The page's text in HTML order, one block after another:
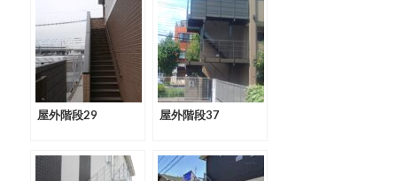
屋外階段29 屋外階段37